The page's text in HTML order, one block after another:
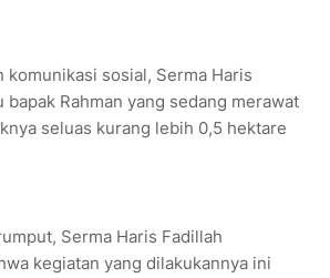
komunikasi sosial, Serma Haris
bapak Rahman yang sedang merawat
seluas kurang lebih 0,5 hektare
Serma Haris Fadillah
kegiatan yang dilakukannya ini